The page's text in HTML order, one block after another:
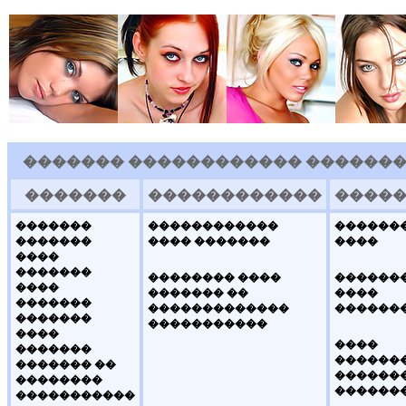
������� ������������
�������
������������
�������
�������
����
�������
����
�������
�������
����
�������
������� ��
��������
�����������
������������
���� �������
�������� ����
������� ��
�������������
�����������
����
����
����